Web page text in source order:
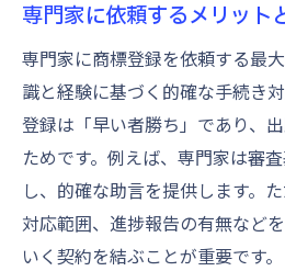
専門家に依頼するメリット
専門家に商標登録を依頼する最
識と経験に基づく的確な手続き
登録は「早い者勝ち」であり、
ためです。例えば、専門家は審
し、的確な助言を提供します。
対応範囲、進捗報告の有無など
いく契約を結ぶことが重要です。